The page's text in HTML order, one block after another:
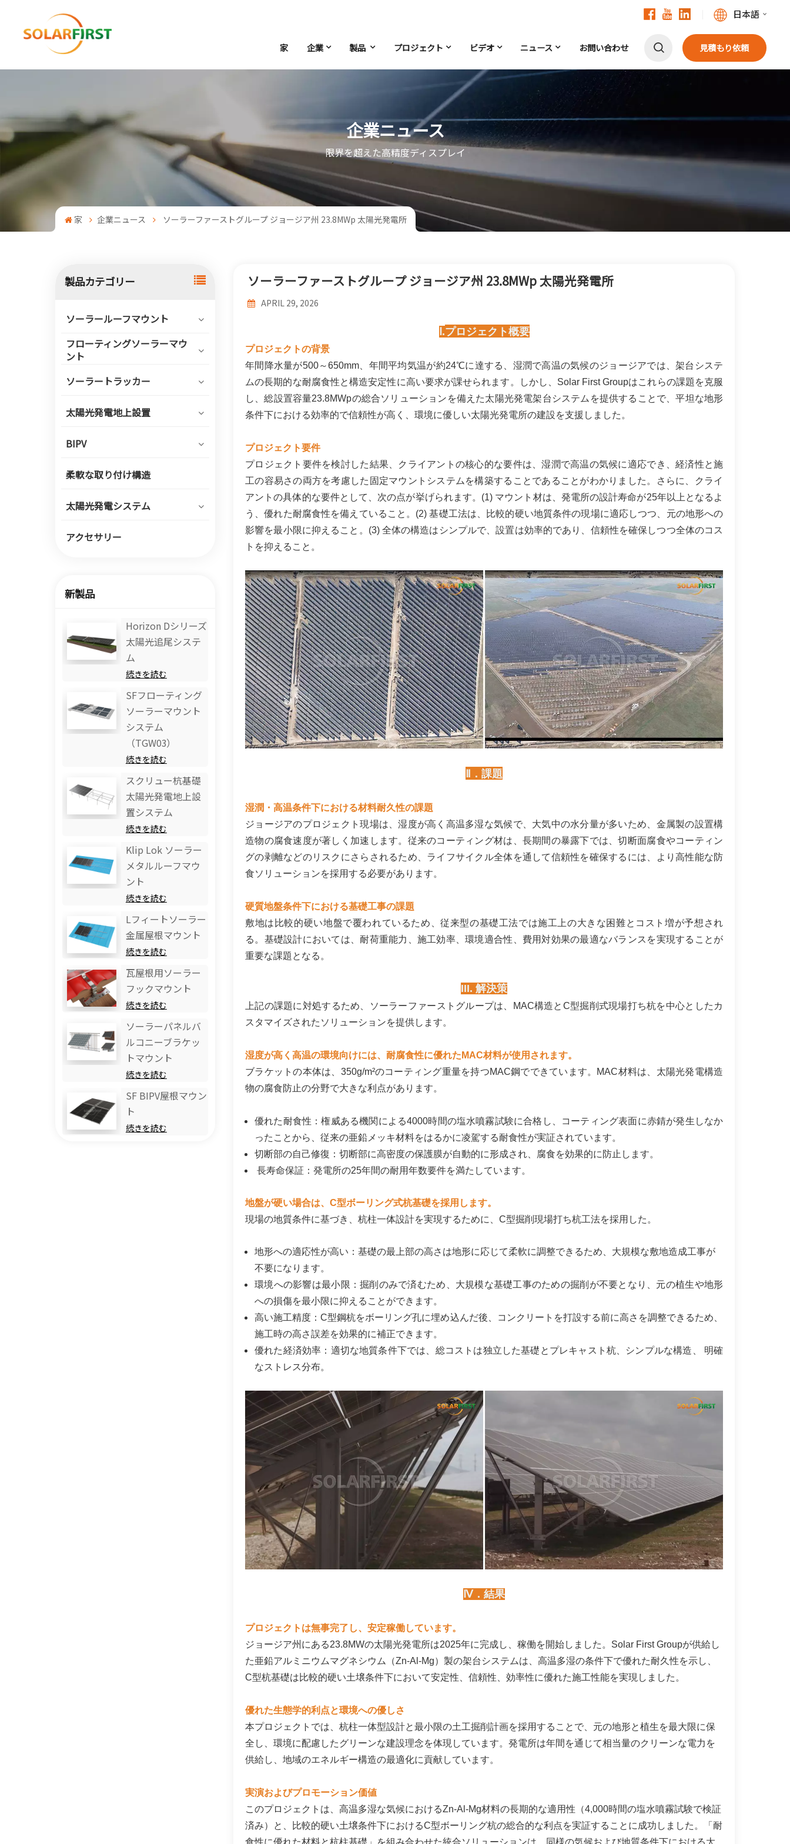
日本語
Deutsch
Español
家 企業 製品 プロジェクト ビデオ ニュース お問い合わせ 見積もり依頼
企業ニュース
限界を超えた高精度ディスプレイ
家 企業ニュース ソーラーファーストグループ ジョージア州 23.8MWp 太陽光発電所
製品カテゴリー
ソーラールーフマウント
フローティングソーラーマウ
ント
ソーラートラッカー
太陽光発電地上設置
BIPV
柔軟な取り付け構造
太陽光発電システム
アクセサリー
新製品
Horizo​​n Dシリーズ
太陽光追尾システ
ム
続きを読む
SFフローティング
ソーラーマウント
システム
（TGW03）
続きを読む
スクリュー杭基礎
太陽光発電地上設
置システム
続きを読む
Klip Lok ソーラー
メタルルーフマウ
ント
続きを読む
Lフィートソーラー
金属屋根マウント
続きを読む
瓦屋根用ソーラー
フックマウント
続きを読む
ソーラーパネルバ
ルコニーブラケッ
トマウント
続きを読む
SF BIPV屋根マウン
ト
続きを読む
ソーラーファーストグループ ジョージア州 23.8MWp 太陽光発電所
APRIL 29, 2026
Ⅰ.プロジェクト概要
プロジェクトの背景
年間降水量が500～650mm、年間平均気温が約24℃に達する、湿潤で高温の気候のジョージアでは、架台システ
ムの長期的な耐腐食性と構造安定性に高い要求が課せられます。しかし、Solar First Groupはこれらの課題を克服
し、総設置容量23.8MWpの総合ソリューションを備えた太陽光発電架台システムを提供することで、平坦な地形
条件下における効率的で信頼性が高く、環境に優しい太陽光発電所の建設を支援しました。
プロジェクト要件
プロジェクト要件を検討した結果、クライアントの核心的な要件は、湿潤で高温の気候に適応でき、経済性と施
工の容易さの両方を考慮した固定マウントシステムを構築することであることがわかりました。さらに、クライ
アントの具体的な要件として、次の点が挙げられます。(1) マウント材は、発電所の設計寿命が25年以上となるよ
う、優れた耐腐食性を備えていること。(2) 基礎工法は、比較的硬い地質条件の現場に適応しつつ、元の地形への
影響を最小限に抑えること。(3) 全体の構造はシンプルで、設置は効率的であり、信頼性を確保しつつ全体のコス
トを抑えること。
Ⅱ．課題
湿潤・高温条件下における材料耐久性の課題
ジョージアのプロジェクト現場は、湿度が高く高温多湿な気候で、大気中の水分量が多いため、金属製の設置構
造物の腐食速度が著しく加速します。従来のコーティング材は、長期間の暴露下では、切断面腐食やコーティン
グの剥離などのリスクにさらされるため、ライフサイクル全体を通して信頼性を確保するには、より高性能な防
食ソリューションを採用する必要があります。
硬質地盤条件下における基礎工事の課題
敷地は比較的硬い地盤で覆われているため、従来型の基礎工法では施工上の大きな困難とコスト増が予想され
る。基礎設計においては、耐荷重能力、施工効率、環境適合性、費用対効果の最適なバランスを実現することが
重要な課題となる。
III. 解決策
上記の課題に対処するため、ソーラーファーストグループは、MAC構造とC型掘削式現場打ち杭を中心としたカ
スタマイズされたソリューションを提供します。
湿度が高く高温の環境向けには、耐腐食性に優れたMAC材料が使用されます。
ブラケットの本体は、350g/m²のコーティング重量を持つMAC鋼でできています。MAC材料は、太陽光発電構造
物の腐食防止の分野で大きな利点があります。
優れた耐食性：権威ある機関による4000時間の塩水噴霧試験に合格し、コーティング表面に赤錆が発生しなか
ったことから、従来の亜鉛メッキ材料をはるかに凌駕する耐食性が実証されています。
切断部の自己修復：切断部に高密度の保護膜が自動的に形成され、腐食を効果的に防止します。
長寿命保証：発電所の25年間の耐用年数要件を満たしています。
地盤が硬い場合は、C型ボーリング式杭基礎を採用します。
現場の地質条件に基づき、杭柱一体設計を実現するために、C型掘削現場打ち杭工法を採用した。
地形への適応性が高い：基礎の最上部の高さは地形に応じて柔軟に調整できるため、大規模な敷地造成工事が
不要になります。
環境への影響は最小限：掘削のみで済むため、大規模な基礎工事のための掘削が不要となり、元の植生や地形
への損傷を最小限に抑えることができます。
高い施工精度：C型鋼杭をボーリング孔に埋め込んだ後、コンクリートを打設する前に高さを調整できるため、
施工時の高さ誤差を効果的に補正できます。
優れた経済効率：適切な地質条件下では、総コストは独立した基礎とプレキャスト杭、シンプルな構造、 明確
なストレス分布。
Ⅳ．結果
プロジェクトは無事完了し、安定稼働しています。
ジョージア州にある23.8MWの太陽光発電所は2025年に完成し、稼働を開始しました。Solar First Groupが供給し
た亜鉛アルミニウムマグネシウム（Zn-Al-Mg）製の架台システムは、高温多湿の条件下で優れた耐久性を示し、
C型杭基礎は比較的硬い土壌条件下において安定性、信頼性、効率性に優れた施工性能を実現しました。
優れた生態学的利点と環境への優しさ
本プロジェクトでは、杭柱一体型設計と最小限の土工掘削計画を採用することで、元の地形と植生を最大限に保
全し、環境に配慮したグリーンな建設理念を体現しています。発電所は年間を通じて相当量のクリーンな電力を
供給し、地域のエネルギー構造の最適化に貢献しています。
実演およびプロモーション価値
このプロジェクトは、高温多湿な気候におけるZn-Al-Mg材料の長期的な適用性（4,000時間の塩水噴霧試験で検証
済み）と、比較的硬い土壌条件下におけるC型ボーリング杭の総合的な利点を実証することに成功しました。「耐
食性に優れた材料と杭柱基礎」を組み合わせた統合ソリューションは、同様の気候および地質条件下における太